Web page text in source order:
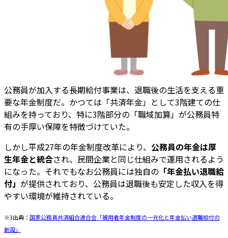
公務員が加入する長期給付事業は、退職後の生活を支える重
要な年金制度だ。かつては「共済年金」として3階建ての仕
組みを持っており、特に3階部分の「職域加算」が公務員特
有の手厚い保障を特徴づけていた。
しかし平成27年の年金制度改革により、 公務員の年金は厚
生年金と統合され、民間企業と同じ仕組みで運用されるよう
になった。それでもなお公務員には独自の 「年金払い退職給
付」 が提供されており、公務員は退職後も安定した収入を得
やすい環境が維持されている。
※3出典： 国家公務員共済組合連合会「被用者年金制度の一元化と年金払い退職給付の
創設」